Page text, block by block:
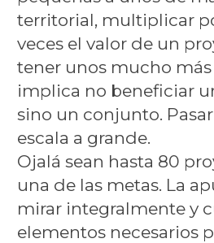
territorial, multiplicar
veces el valor de un
tener unos mucho más
implica no beneficiar
sino un conjunto.
escala a grande.
Ojalá sean hasta 80
una de las metas. La
mirar integralmente y
elementos necesarios